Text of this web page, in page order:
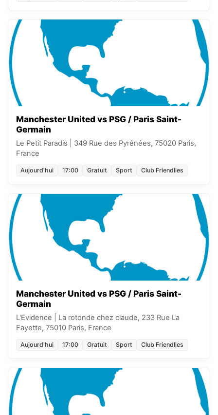
Manchester United vs PSG / Paris Saint-
Germain
Le Petit Paradis
349 Rue des Pyrénées, 75020 Paris,
France
Aujourd'hui 17:00 Gratuit Sport Club Friendlies
Manchester United vs PSG / Paris Saint-
Germain
L'Evidence
La rotonde chez claude, 233 Rue La
Fayette, 75010 Paris, France
Aujourd'hui 17:00 Gratuit Sport Club Friendlies